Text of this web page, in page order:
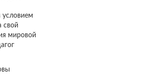
условием
свой
мировой